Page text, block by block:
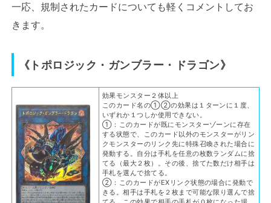
一応、規制されたカードについても軽くコメントしてお
きます。
《トポロジック・ガンブラー・ドラゴン》
効果モンスター２体以上
このカード名の①②の効果は１ターンに１度、
いずれか１つしか使用できない。
①：このカードが既にモンスターゾーンに存在
する状態で、このカード以外のモンスターがリン
クモンスターのリンク先に特殊召喚された場合に
発動する。自分は手札を任意の枚数ランダムに捨
てる（最大２枚）。その後、捨てた数だけ相手は
手札を選んで捨てる。
②：このカードがEXリンク状態の場合に発動で
きる。相手は手札を２枚まで可能な限り選んで捨